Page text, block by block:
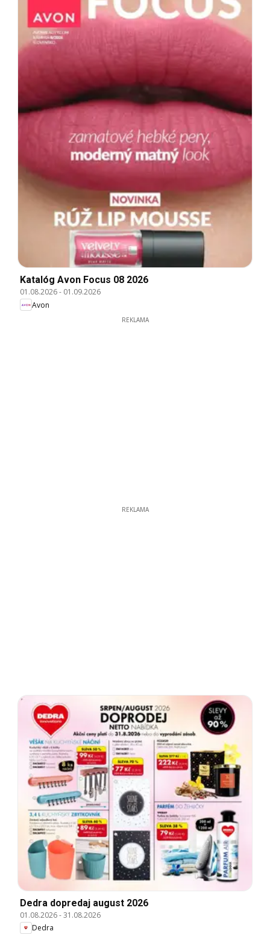
Katalóg Avon Focus 08 2026
01.08.2026- 01.09.2026
Avon
REKLAMA
REKLAMA
Dedra dopredaj august 2026
01.08.2026-31.08.2026
Dedra